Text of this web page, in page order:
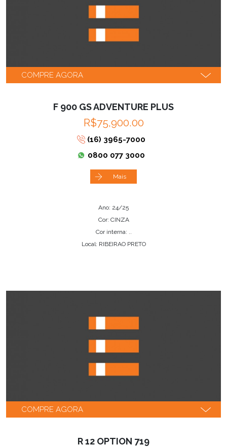
COMPRE AGORA
F 900 GS ADVENTURE PLUS
R$75,900.00
(16) 3965-7000
0800 077 3000
Mais
Ano: 24/25
Cor: CINZA
Cor interna: ..
Local: RIBEIRAO PRETO
COMPRE AGORA
R 12 OPTION 719